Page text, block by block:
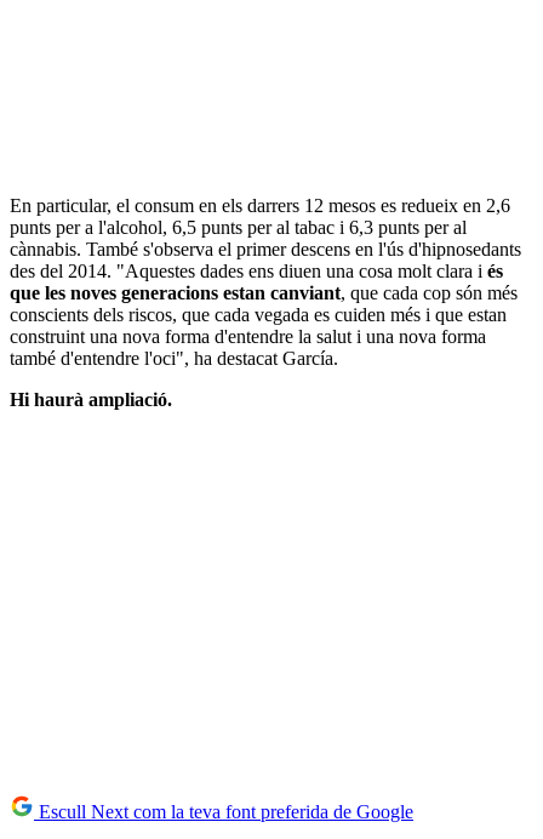
En particular, el consum en els darrers 12 mesos es redueix en 2,6
punts per a l'alcohol, 6,5 punts per al tabac i 6,3 punts per al
cànnabis. També s'observa el primer descens en l'ús d'hipnosedants
des del 2014. "Aquestes dades ens diuen una cosa molt clara i és
que les noves generacions estan canviant, que cada cop són més
conscients dels riscos, que cada vegada es cuiden més i que estan
construint una nova forma d'entendre la salut i una nova forma
també d'entendre l'oci", ha destacat García.
Hi haurà ampliació.
Escull Next com la teva font preferida de Google